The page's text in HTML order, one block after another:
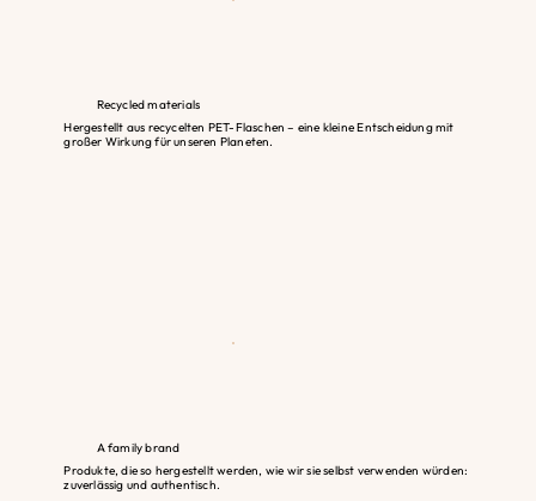
Recycled materials
Hergestellt aus recycelten PET-Flaschen – eine kleine Entscheidung mit
großer Wirkung für unseren Planeten.
A family brand
Produkte, die so hergestellt werden, wie wir sie selbst verwenden würden:
zuverlässig und authentisch.